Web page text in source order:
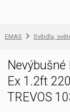
EMAS Svítidla,
Nevýbušné
Ex 1.2ft
TREVOS